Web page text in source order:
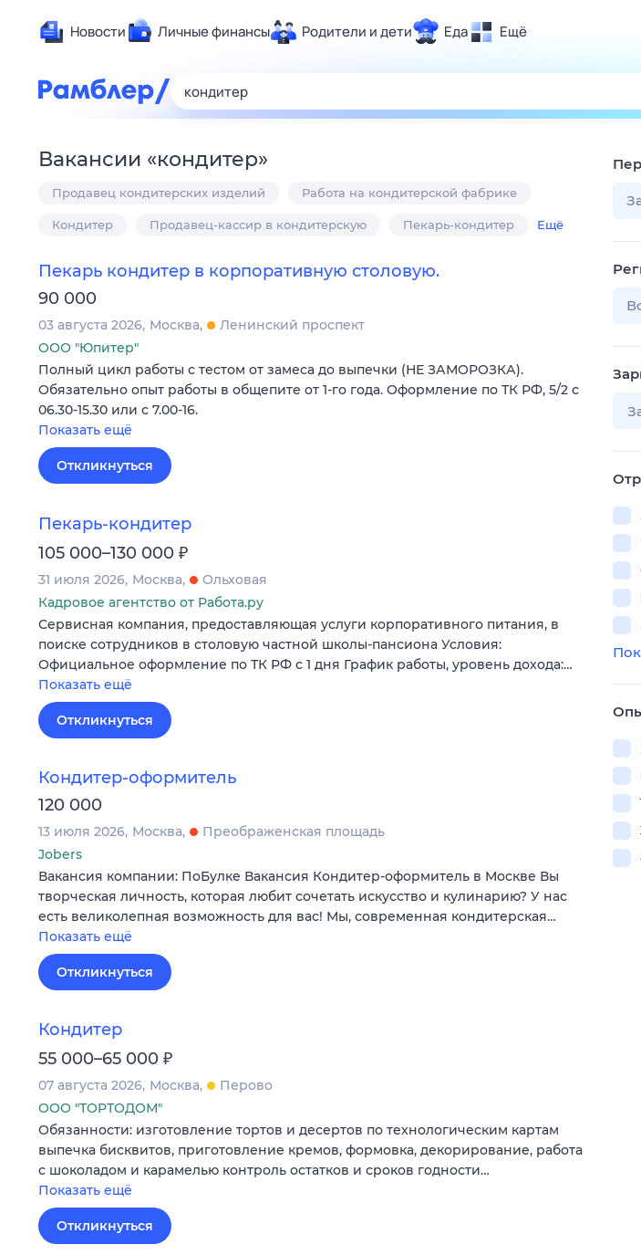
Новости Личные финансы Родители и дети Еда Ещё
Развлечения и отдых
Карьера
Авто
Жизненные ситуации
Гороскопы
Поиск
ТВ-
Вакансии «кондитер»
Продавец кондитерских изделий Работа на кондитерской фабрике
Кондитер Продавец-кассир в кондитерскую Пекарь-кондитер Ещё
Пекарь кондитер в корпоративную столовую.
90 000
03 августа 2026 Москва
Ленинский проспект
ООО "Юпитер"
Полный цикл работы с тестом от замеса до выпечки (НЕ ЗАМОРОЗКА).
Обязательно опыт работы в общепите от 1-го года. Оформление по ТК РФ, 5/2 с
06.30-15.30 или с 7.00-16.
Показать ещё
Откликнуться
Пекарь-кондитер
105 000–130 000 ₽
31 июля 2026 Москва
Ольховая
Кадровое агентство от Работа.ру
Сервисная компания, предоставляющая услуги корпоративного питания, в
поиске сотрудников в столовую частной школы-пансиона Условия:
Официальное оформление по ТК РФ с 1 дня График работы, уровень дохода:…
Показать ещё
Откликнуться
Кондитер-оформитель
120 000
13 июля 2026 Москва
Преображенская площадь
Jobers
Вакансия компании: ПоБулке Вакансия Кондитер-оформитель в Москве Вы
творческая личность, которая любит сочетать искусство и кулинарию? У нас
есть великолепная возможность для вас! Мы, современная кондитерская…
Показать ещё
Откликнуться
Кондитер
55 000–65 000 ₽
07 августа 2026 Москва
Перово
ООО "ТОРТОДОМ"
Обязанности: изготовление тортов и десертов по технологическим картам
выпечка бисквитов, приготовление кремов, формовка, декорирование, работа
с шоколадом и карамелью контроль остатков и сроков годности…
Показать ещё
Откликнуться